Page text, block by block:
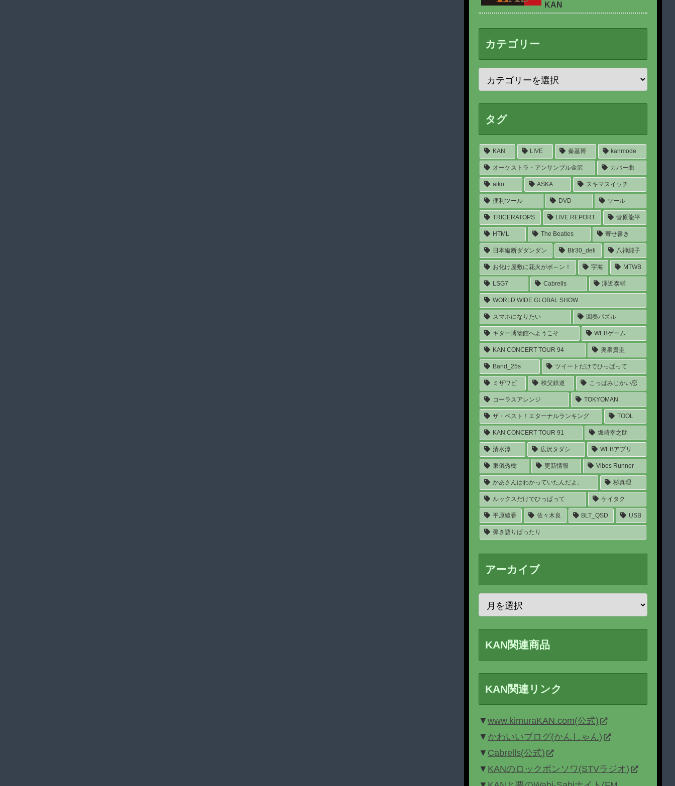
KAN
カテゴリー
タグ
KAN LIVE 秦基博 kanmode
オーケストラ・アンサンブル金沢 カバー曲
aiko ASKA スキマスイッチ
便利ツール DVD ツール
TRICERATOPS LIVE REPORT 菅原龍平
HTML The Beatles 寄せ書き
日本縦断ダダンダン Btr30_deli 八神純子
お化け屋敷に花火がボ～ン！ 宇海 MTWB
LSG7 Cabrells 澤近泰輔
WORLD WIDE GLOBAL SHOW
スマホになりたい 回奏パズル
ギター博物館へようこそ WEBゲーム
KAN CONCERT TOUR 94 奥泉貴圭
Band_25s ツイートだけでひっぱって
ミザワビ 秩父鉄道 こっぱみじかい恋
コーラスアレンジ TOKYOMAN
ザ・ベスト！エターナルランキング TOOL
KAN CONCERT TOUR 91 坂崎幸之助
清水淳 広沢タダシ WEBアプリ
東儀秀樹 更新情報 Vibes Runner
かあさんはわかっていたんだよ。 杉真理
ルックスだけでひっぱって ケイタク
平原綾香 佐々木良 BLT_QSD USB
弾き語りばったり
アーカイブ
KAN関連商品
KAN関連リンク
▼ www.kimuraKAN.com(公式)
▼ かわいいブログ(かんしゃん)
▼ Cabrells(公式)
▼ KANのロックボンソワ(STVラジオ)